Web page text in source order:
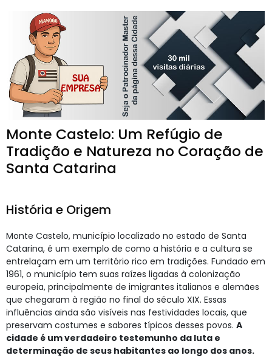
Monte Castelo: Um Refúgio de
Tradição e Natureza no Coração de
Santa Catarina
História e Origem
Monte Castelo, município localizado no estado de Santa
Catarina, é um exemplo de como a história e a cultura se
entrelaçam em um território rico em tradições. Fundado em
1961, o município tem suas raízes ligadas à colonização
europeia, principalmente de imigrantes italianos e alemães
que chegaram à região no final do século XIX. Essas
influências ainda são visíveis nas festividades locais, que
preservam costumes e sabores típicos desses povos. A
cidade é um verdadeiro testemunho da luta e
determinação de seus habitantes ao longo dos anos.